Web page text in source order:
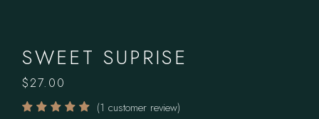
SWEET SUPRISE
$27.00
(1 customer review)